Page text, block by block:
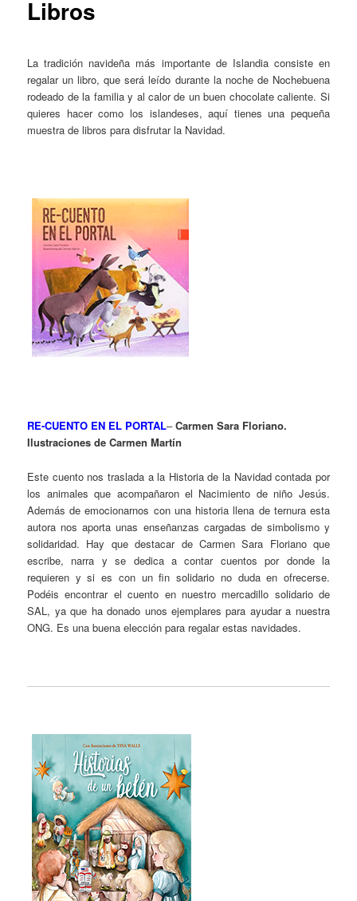
Libros
La tradición navideña más importante de Islandia consiste en
regalar un libro, que será leído durante la noche de Nochebuena
rodeado de la familia y al calor de un buen chocolate caliente. Si
quieres hacer como los islandeses, aquí tienes una pequeña
muestra de libros para disfrutar la Navidad.
RE-CUENTO EN EL PORTAL–Carmen Sara Floriano.
Ilustraciones de Carmen Martín
Este cuento nos traslada a la Historia de la Navidad contada por
los animales que acompañaron el Nacimiento de niño Jesús.
Además de emocionarnos con una historia llena de ternura esta
autora nos aporta unas enseñanzas cargadas de simbolismo y
solidaridad. Hay que destacar de Carmen Sara Floriano que
escribe, narra y se dedica a contar cuentos por donde la
requieren y si es con un fin solidario no duda en ofrecerse.
Podéis encontrar el cuento en nuestro mercadillo solidario de
SAL, ya que ha donado unos ejemplares para ayudar a nuestra
ONG. Es una buena elección para regalar estas navidades.